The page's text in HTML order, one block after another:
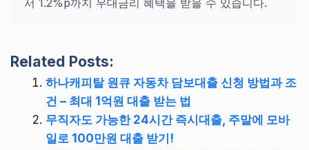
서 1.2%p까지 우대금리 혜택을 받을 수 있습니다.
Related Posts:
하나캐피탈 원큐 자동차 담보대출 신청 방법과 조
건 – 최대 1억원 대출 받는 법
무직자도 가능한 24시간 즉시대출, 주말에 모바
일로 100만원 대출 받기!